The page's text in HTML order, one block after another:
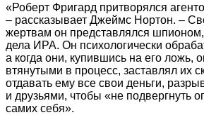
«Роберт Фригард притворялся
– рассказывает Джеймс Нортон. –
жертвам он представлялся
дела ИРА. Он психологически
а когда они, купившись на его ложь,
втянутыми в процесс, заставлял их
отдавать ему все свои деньги,
и друзьями, чтобы «не подвергнуть
самих себя».